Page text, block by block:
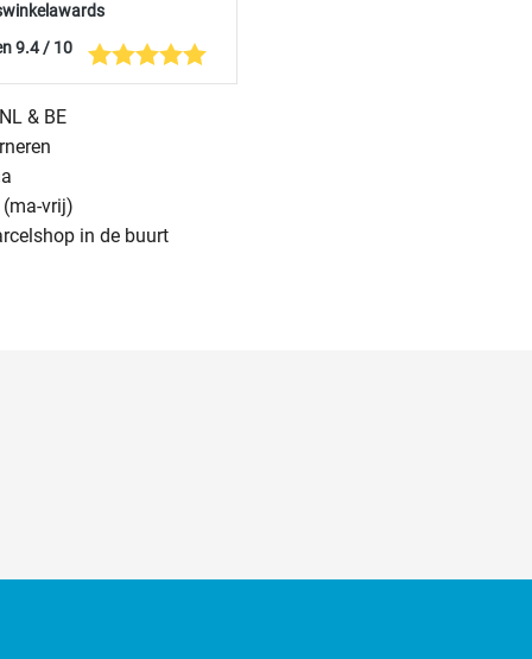
9.4 / 10
& BE
vrij)
in de buurt